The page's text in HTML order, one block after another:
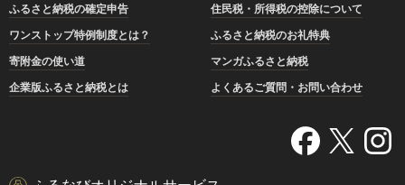
ふるさと納税の確定申告
住民税・所得税の控除について
ワンストップ特例制度とは？
ふるさと納税のお礼特典
寄附金の使い道
マンガふるさと納税
企業版ふるさと納税とは
よくあるご質問・お問い合わせ